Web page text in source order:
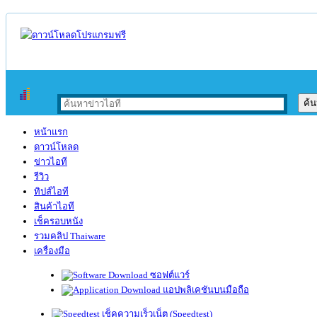
หน้าแรก
ดาวน์โหลด
ข่าวไอที
รีวิว
ทิปส์ไอที
สินค้าไอที
เช็ครอบหนัง
รวมคลิป Thaiware
เครื่องมือ
ซอฟต์แวร์
แอปพลิเคชันบนมือถือ
เช็คความเร็วเน็ต (Speedtest)